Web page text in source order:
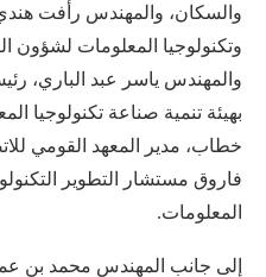
والسكان، والمهندس رأفت
وتكنولوجيا المعلومات لشؤون
والمهندس ياسر عبد الباري،
بهيئة تنمية صناعة تكنولوجيا
فاروق مستشار التطوير
المعلومات.
إلى جانب المهندس محمد بن